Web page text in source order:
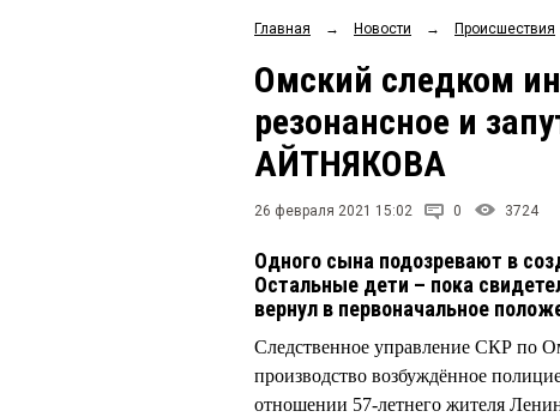
Главная → Новости → Происшествия
Омский следком
резонансное и
АЙТНЯКОВА
26 февраля 2021 15:02 0 3724
Одного сына подозревают в
Остальные дети – пока
вернул в первоначальное
Следственное управление СКР по
производство возбуждённое
отношении 57-летнего жителя